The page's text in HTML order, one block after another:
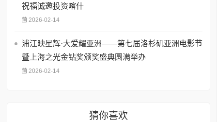
祝福诚邀投资喀什
2026-02-14
浦江映星辉·大爱耀亚洲——第七届洛杉矶亚洲电影节
暨上海之光金钻奖颁奖盛典圆满举办
2026-02-14
猜你喜欢